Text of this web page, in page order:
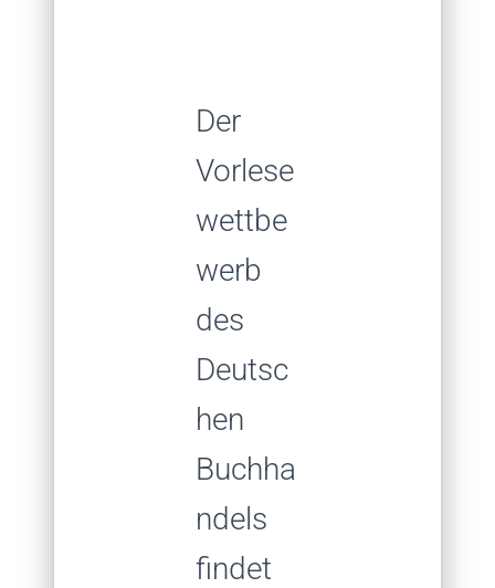
Der
Vorlese
wettbe
werb
des
Deutsc
hen
Buchha
ndels
findet